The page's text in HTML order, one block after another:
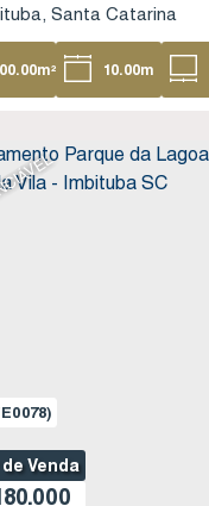
Santa Catarina
.00m² 10.00m
Venda